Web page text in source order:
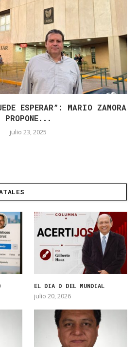
ESPERAR”: MARIO ZAMORA
PROPONE...
julio 23, 2025
EL DIA D DEL MUNDIAL
julio 20, 2026